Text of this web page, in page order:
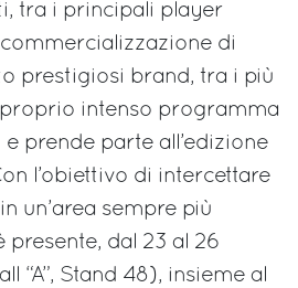
tra i principali player
di
prestigiosi brand, tra i più
intenso programma
prende parte all’edizione
l’obiettivo di intercettare
un’area sempre più
dal 23 al 26
“A”, Stand 48), insieme al